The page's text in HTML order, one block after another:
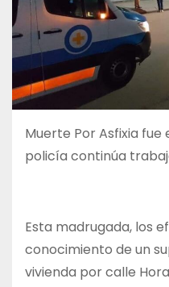
Muerte Por Asfixia fue
policía continúa
Esta madrugada, los
conocimiento de un
vivienda por calle